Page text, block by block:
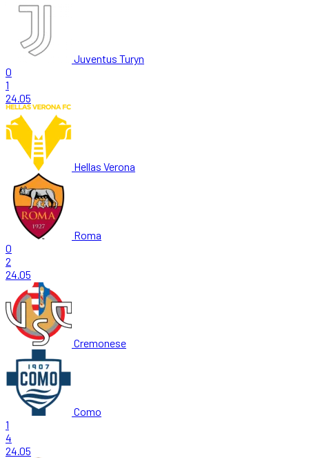
Juventus Turyn
0
1
24.05
Hellas Verona
Roma
0
2
24.05
Cremonese
Como
1
4
24.05